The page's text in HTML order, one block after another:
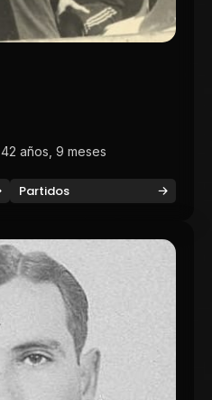
42 años, 9 meses
Partidos